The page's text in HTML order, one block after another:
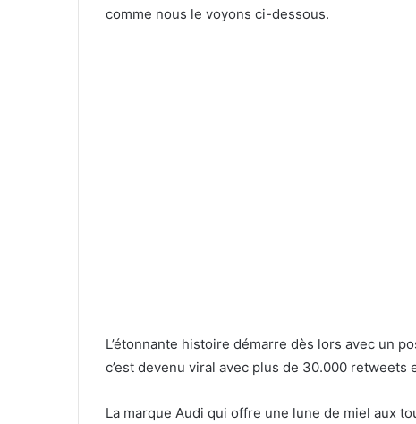
comme nous le voyons ci-dessous.
L’étonnante histoire démarre dès lors avec un
c’est devenu viral avec plus de 30.000 retweets
La marque Audi qui offre une lune de miel aux